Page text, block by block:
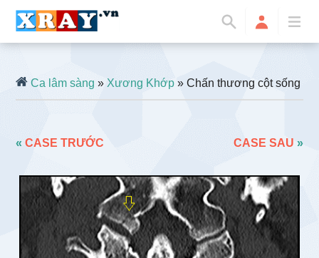
Ca lâm sàng »Xương Khớp » Chấn thương cột sống
«CASE TRƯỚC CASE SAU »